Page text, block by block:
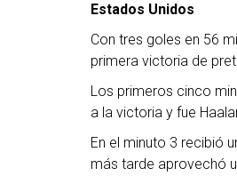
Estados Unidos
Con tres goles en 56
primera victoria de
Los primeros cinco
a la victoria y fue
En el minuto 3 recibió
más tarde aprovechó